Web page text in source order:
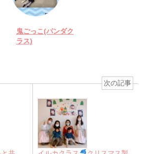
鬼ごっこ(パンダク
ラス)
次の記事